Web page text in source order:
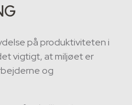
på produktiviteten i
vigtigt, at miljøet er
og